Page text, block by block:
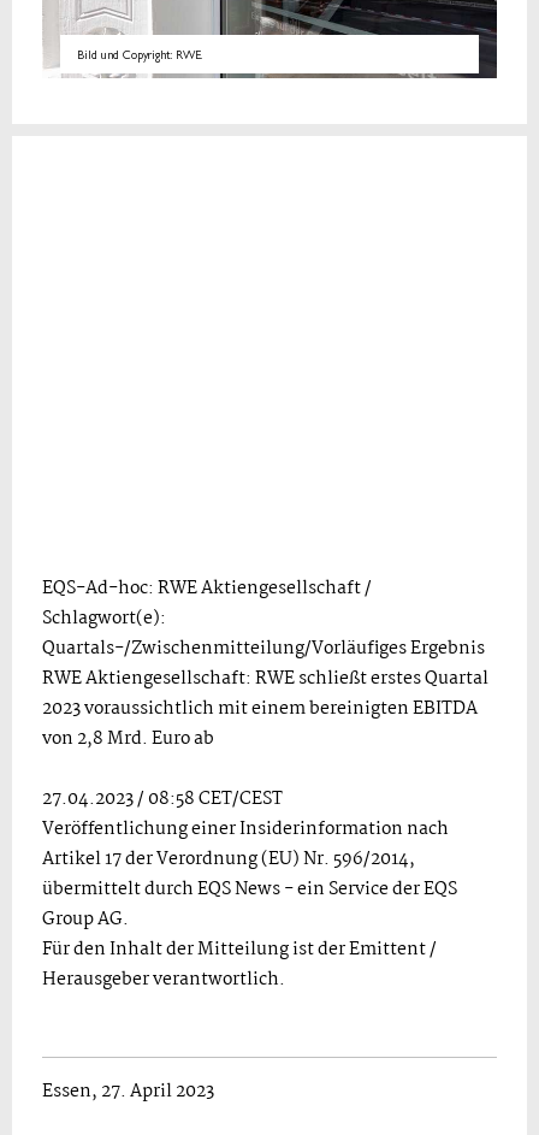
Bild und Copyright: RWE.
EQS-Ad-hoc: RWE Aktiengesellschaft /
Schlagwort(e):
Quartals-/Zwischenmitteilung/Vorläufiges Ergebnis
RWE Aktiengesellschaft: RWE schließt erstes Quartal
2023 voraussichtlich mit einem bereinigten EBITDA
von 2,8 Mrd. Euro ab
27.04.2023 / 08:58 CET/CEST
Veröffentlichung einer Insiderinformation nach
Artikel 17 der Verordnung (EU) Nr. 596/2014,
übermittelt durch EQS News - ein Service der EQS
Group AG.
Für den Inhalt der Mitteilung ist der Emittent /
Herausgeber verantwortlich.
Essen, 27. April 2023